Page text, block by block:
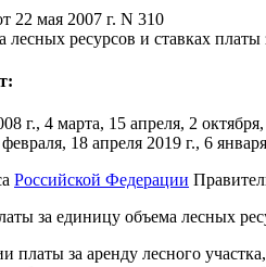
22 мая 2007 г. N 310
ресурсов и ставках
г., 4 марта, 15 апреля, 2
18 апреля 2019 г., 6
Российской Федерации
за единицу объема лесных
платы за аренду лесного